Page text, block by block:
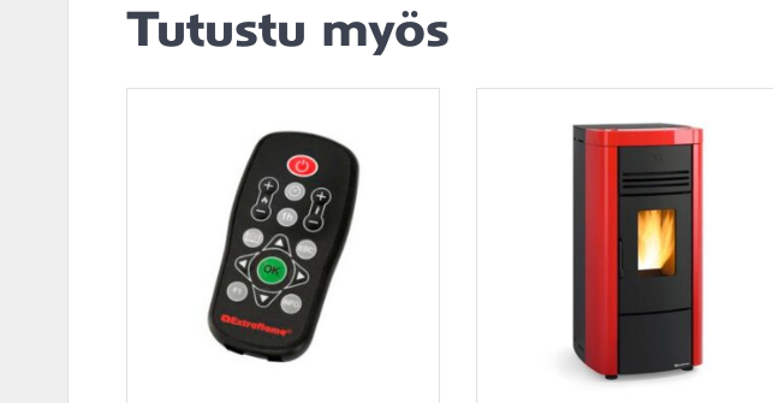
Tutustu myös